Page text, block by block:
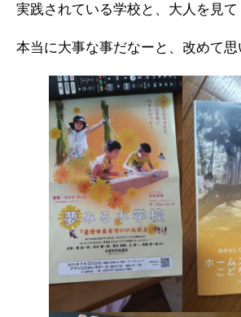
実践されている学校と、大人を見て
本当に大事な事だなーと、改めて思